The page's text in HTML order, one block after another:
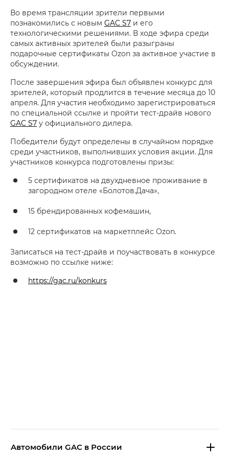
Во время трансляции зрители первыми
познакомились с новым GAC S7 и его
технологическими решениями. В ходе эфира среди
самых активных зрителей были разыграны
подарочные сертификаты Ozon за активное участие в
обсуждении.
После завершения эфира был объявлен конкурс для
зрителей, который продлится в течение месяца до 10
апреля. Для участия необходимо зарегистрироваться
по специальной ссылке и пройти тест-драйв нового
GAC S7 у официального дилера.
Победители будут определены в случайном порядке
среди участников, выполнивших условия акции. Для
участников конкурса подготовлены призы:
5 сертификатов на двухдневное проживание в
загородном отеле «Болотов.Дача»,
15 брендированных кофемашин,
12 сертификатов на маркетплейс Ozon.
Записаться на тест-драйв и поучаствовать в конкурсе
возможно по ссылке ниже:
https://gac.ru/konkurs
Aвтомобили GAC в России